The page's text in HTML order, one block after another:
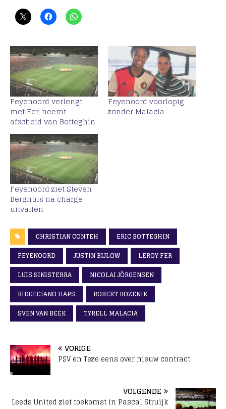
Feyenoord verlengt
met Fer, neemt
afscheid van Botteghin
Feyenoord voorlopig
zonder Malacia
Feyenoord ziet Steven
Berghuis na charge
uitvallen
CHRISTIAN CONTEH
ERIC BOTTEGHIN
FEYENOORD
JUSTIN BIJLOW
LEROY FER
LUIS SINISTERRA
NICOLAI JÖRGENSEN
RIDGECIANO HAPS
ROBERT BOZENIK
SVEN VAN BEEK
TYRELL MALACIA
VORIGE
PSV en Teze eens over nieuw contract
VOLGENDE
Leeds United ziet toekomst in Pascal Struijk